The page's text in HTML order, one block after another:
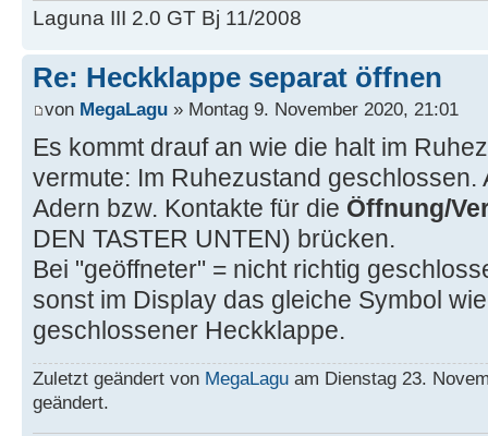
Laguna III 2.0 GT Bj 11/2008
Re: Heckklappe separat öffnen
von MegaLagu » Montag 9. November 2020, 21:01
Es kommt drauf an wie die halt im
vermute: Im Ruhezustand geschlossen.
Adern bzw. Kontakte für die Öffnung/
DEN TASTER UNTEN) brücken.
Bei "geöffneter" = nicht richtig
sonst im Display das gleiche Symbol
geschlossener Heckklappe.
Zuletzt geändert von MegaLagu am Dienstag 23.
geändert.